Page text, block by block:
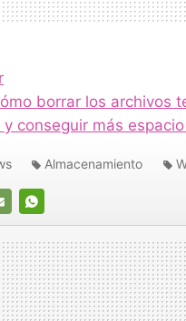
borrar los archivos
y conseguir más
WHATSAPP
Almacenamiento